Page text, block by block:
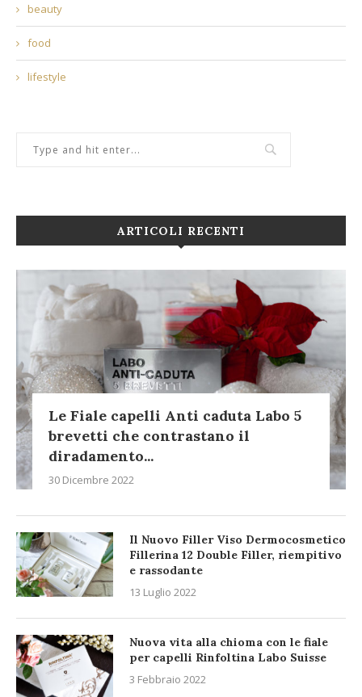
beauty
food
lifestyle
ARTICOLI RECENTI
Le Fiale capelli Anti caduta Labo 5
brevetti che contrastano il
diradamento...
30 Dicembre 2022
Il Nuovo Filler Viso Dermocosmetico
Fillerina 12 Double Filler, riempitivo
e rassodante
13 Luglio 2022
Nuova vita alla chioma con le fiale
per capelli Rinfoltina Labo Suisse
3 Febbraio 2022